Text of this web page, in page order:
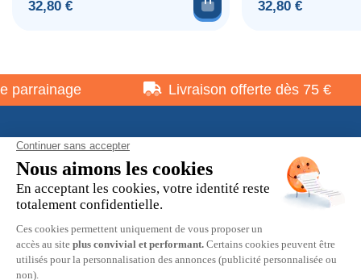
Prix
32,80 € Ajouter au panier
Prix
32,80 €
Livraison offerte dès 75 €
À propos
Informations pratiques
Restons en contact